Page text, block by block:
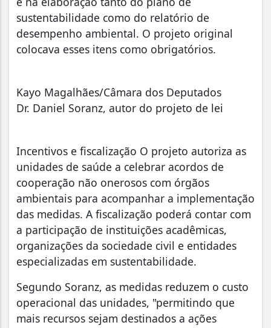
sustentabilidade como do relatório de
desempenho ambiental. O projeto original
colocava esses itens como obrigatórios.
Kayo Magalhães/Câmara dos Deputados
Dr. Daniel Soranz, autor do projeto de lei
Incentivos e fiscalização O projeto autoriza as
unidades de saúde a celebrar acordos de
cooperação não onerosos com órgãos
ambientais para acompanhar a implementação
das medidas. A fiscalização poderá contar com
a participação de instituições acadêmicas,
organizações da sociedade civil e entidades
especializadas em sustentabilidade.
Segundo Soranz, as medidas reduzem o custo
operacional das unidades, "permitindo que
mais recursos sejam destinados a ações